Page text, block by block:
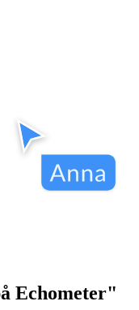
Echometer"